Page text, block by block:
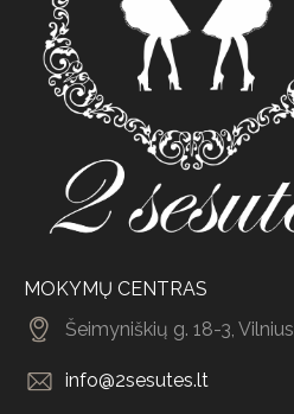
MOKYMŲ CENTRAS
Šeimyniškių g. 18-3, Vilnius
info@2sesutes.lt